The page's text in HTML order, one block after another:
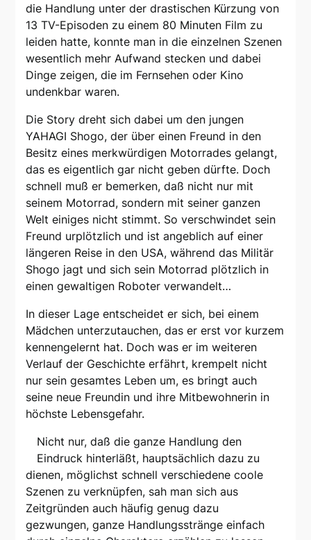
die Handlung unter der drastischen Kürzung von
13 TV-Episoden zu einem 80 Minuten Film zu
leiden hatte, konnte man in die einzelnen Szenen
wesentlich mehr Aufwand stecken und dabei
Dinge zeigen, die im Fernsehen oder Kino
undenkbar waren.
Die Story dreht sich dabei um den jungen
YAHAGI Shogo, der über einen Freund in den
Besitz eines merkwürdigen Motorrades gelangt,
das es eigentlich gar nicht geben dürfte. Doch
schnell muß er bemerken, daß nicht nur mit
seinem Motorrad, sondern mit seiner ganzen
Welt einiges nicht stimmt. So verschwindet sein
Freund urplötzlich und ist angeblich auf einer
längeren Reise in den USA, während das Militär
Shogo jagt und sich sein Motorrad plötzlich in
einen gewaltigen Roboter verwandelt…
In dieser Lage entscheidet er sich, bei einem
Mädchen unterzutauchen, das er erst vor kurzem
kennengelernt hat. Doch was er im weiteren
Verlauf der Geschichte erfährt, krempelt nicht
nur sein gesamtes Leben um, es bringt auch
seine neue Freundin und ihre Mitbewohnerin in
höchste Lebensgefahr.
Nicht nur, daß die ganze Handlung den
Eindruck hinterläßt, hauptsächlich dazu zu
dienen, möglichst schnell verschiedene coole
Szenen zu verknüpfen, sah man sich aus
Zeitgründen auch häufig genug dazu
gezwungen, ganze Handlungsstränge einfach